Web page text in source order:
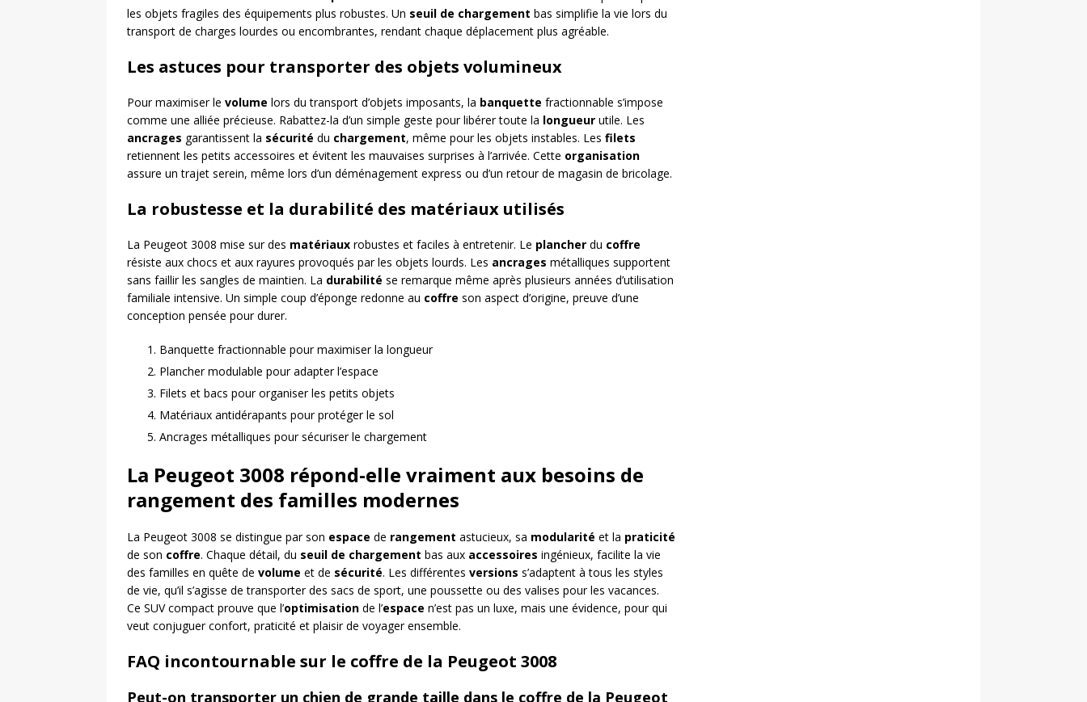
les objets fragiles des équipements plus robustes. Un seuil de chargement bas simplifie la vie lors du
transport de charges lourdes ou encombrantes, rendant chaque déplacement plus agréable.
Les astuces pour transporter des objets volumineux
Pour maximiser le volume lors du transport d’objets imposants, la banquette fractionnable s’impose
comme une alliée précieuse. Rabattez-la d’un simple geste pour libérer toute la longueur utile. Les
ancrages garantissent la sécurité du chargement, même pour les objets instables. Les filets
retiennent les petits accessoires et évitent les mauvaises surprises à l’arrivée. Cette organisation
assure un trajet serein, même lors d’un déménagement express ou d’un retour de magasin de bricolage.
La robustesse et la durabilité des matériaux utilisés
La Peugeot 3008 mise sur des matériaux robustes et faciles à entretenir. Le plancher du coffre
résiste aux chocs et aux rayures provoqués par les objets lourds. Les ancrages métalliques supportent
sans faillir les sangles de maintien. La durabilité se remarque même après plusieurs années d’utilisation
familiale intensive. Un simple coup d’éponge redonne au coffre son aspect d’origine, preuve d’une
conception pensée pour durer.
Banquette fractionnable pour maximiser la longueur
Plancher modulable pour adapter l’espace
Filets et bacs pour organiser les petits objets
Matériaux antidérapants pour protéger le sol
Ancrages métalliques pour sécuriser le chargement
La Peugeot 3008 répond-elle vraiment aux besoins de
rangement des familles modernes
La Peugeot 3008 se distingue par son espace de rangement astucieux, sa modularité et la praticité
de son coffre. Chaque détail, du seuil de chargement bas aux accessoires ingénieux, facilite la vie
des familles en quête de volume et de sécurité. Les différentes versions s’adaptent à tous les styles
de vie, qu’il s’agisse de transporter des sacs de sport, une poussette ou des valises pour les vacances.
Ce SUV compact prouve que l’optimisation de l’espace n’est pas un luxe, mais une évidence, pour qui
veut conjuguer confort, praticité et plaisir de voyager ensemble.
FAQ incontournable sur le coffre de la Peugeot 3008
Peut-on transporter un chien de grande taille dans le coffre de la Peugeot